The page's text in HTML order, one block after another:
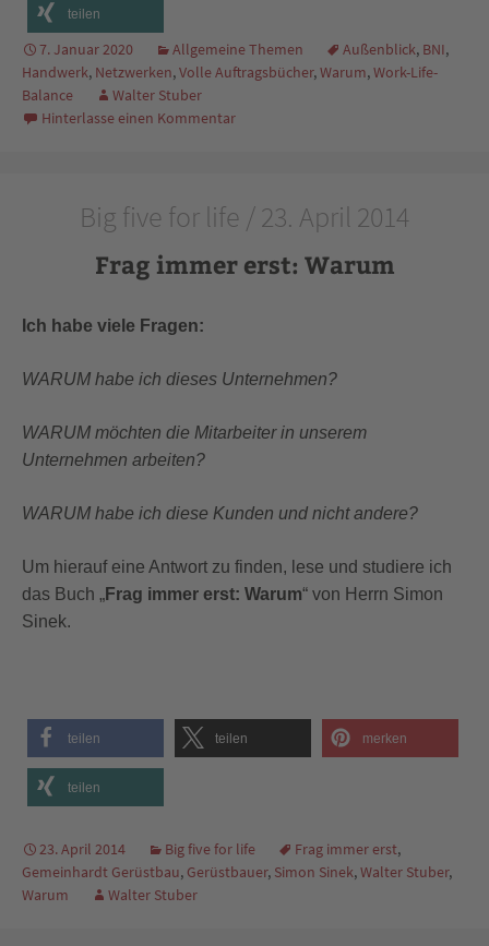
teilen
7. Januar 2020 Allgemeine Themen Außenblick, BNI,
Handwerk, Netzwerken,Volle Auftragsbücher,Warum,Work-Life-
Balance
Walter Stuber
Hinterlasse einen Kommentar
Big five for life / 23. April 2014
Frag immer erst: Warum
Ich habe viele Fragen:
WARUM habe ich dieses Unternehmen?
WARUM möchten die Mitarbeiter in unserem
Unternehmen arbeiten?
WARUM habe ich diese Kunden und nicht andere?
Um hierauf eine Antwort zu finden, lese und studiere ich
das Buch „Frag immer erst: Warum“ von Herrn Simon
Sinek.
teilen teilen merken
teilen
23. April 2014 Big five for life Frag immer erst,
Gemeinhardt Gerüstbau, Gerüstbauer, Simon Sinek,Walter Stuber,
Warum
Walter Stuber